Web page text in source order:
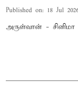
Published on: 18 Jul
அருள்வான் -